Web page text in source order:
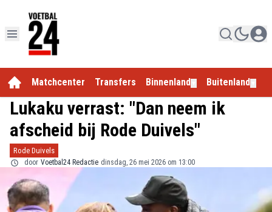
Matchcenter Transfers Binnenland Buitenland
Lukaku verrast: "Dan neem ik
afscheid bij Rode Duivels"
Rode Duivels
door Voetbal24 Redactie dinsdag, 26 mei 2026 om 13:00